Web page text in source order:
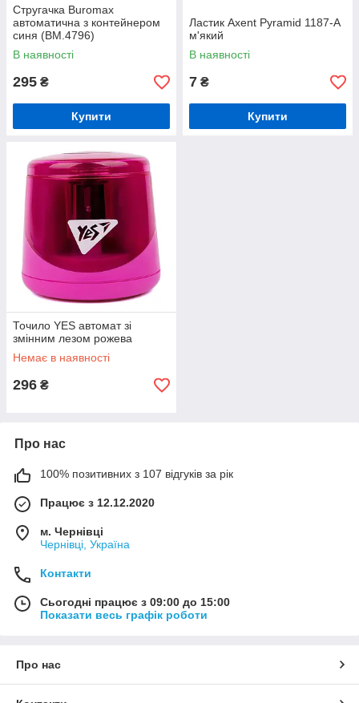
Стругачка Buromax
автоматична з контейнером
синя (BM.4796)
В наявності
295 ₴
Купити
Ластик Axent Pyramid 1187-A
м'який
В наявності
7 ₴
Купити
Точило YES автомат зі
змінним лезом рожева
Немає в наявності
296 ₴
Про нас
100% позитивних з 107 відгуків за рік
Працює з 12.12.2020
м. Чернівці
Чернівці, Україна
Контакти
Сьогодні працює з 09:00 до 15:00
Показати весь графік роботи
Про нас